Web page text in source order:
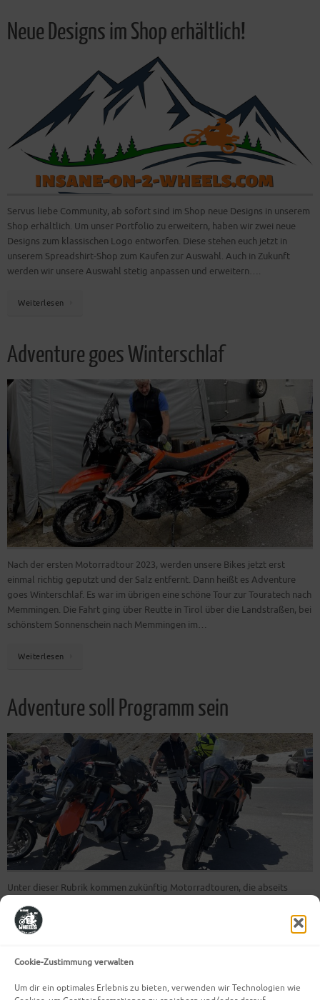
Cookie-Zustimmung verwalten
Um dir ein optimales Erlebnis zu bieten, verwenden wir Technologien wie
Neue Designs im Shop erhältlich!
Servus liebe Community, ab sofort sind im Shop neue Designs in unserem
Shop erhältlich. Um unser Portfolio zu erweitern, haben wir zwei neue
Designs zum klassischen Logo entworfen. Diese stehen euch jetzt in
unserem Spreadshirt-Shop zum Kaufen zur Auswahl. Auch in Zukunft
werden wir unsere Auswahl stetig anpassen und erweitern….
Weiterlesen
Adventure goes Winterschlaf
Nach der ersten Motorradtour 2023, werden unsere Bikes jetzt erst
einmal richtig geputzt und der Salz entfernt. Dann heißt es Adventure
goes Winterschlaf. Es war im übrigen eine schöne Tour zur Touratech nach
Memmingen. Die Fahrt ging über Reutte in Tirol über die Landstraßen, bei
schönstem Sonnenschein nach Memmingen im…
Weiterlesen
Adventure soll Programm sein
Unter dieser Rubrik kommen zukünftig Motorradtouren, die abseits
Art einfach abenteuerlich sind. Kurz wenn sie anders sind und sackrisch
Spaß machen findest du sie unter dieser Rubrik. denn eines ist für diese